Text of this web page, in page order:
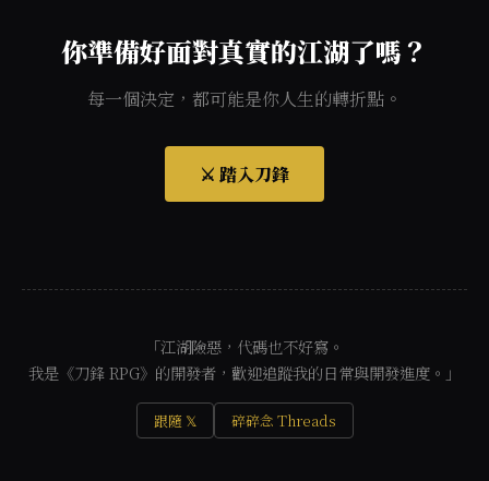
你準備好面對真實的江湖了嗎？
每一個決定，都可能是你人生的轉折點。
⚔️ 踏入刀鋒
「江湖險惡，代碼也不好寫。
我是《刀鋒 RPG》的開發者，歡迎追蹤我的日常與開發進度。」
跟隨 𝕏 碎碎念 Threads